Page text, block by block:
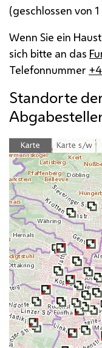
(geschlossen von
Wenn Sie ein
sich bitte an das
Telefonnummer
Standorte